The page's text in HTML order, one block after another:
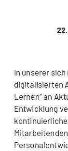
In unserer
digitalisierten
Lernen“ an
Entwicklung